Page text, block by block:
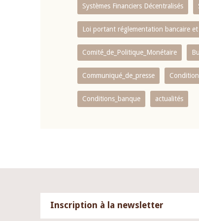
Systèmes Financiers Décentralisés
Loi portant réglementation bancaire et
Comité_de_Politique_Monétaire
Communiqué_de_presse
Conditions_banque actualités
Inscription à la newsletter